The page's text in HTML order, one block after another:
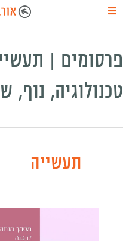
פרסומים |
טכנולוגיה, נוף,
תעשייה